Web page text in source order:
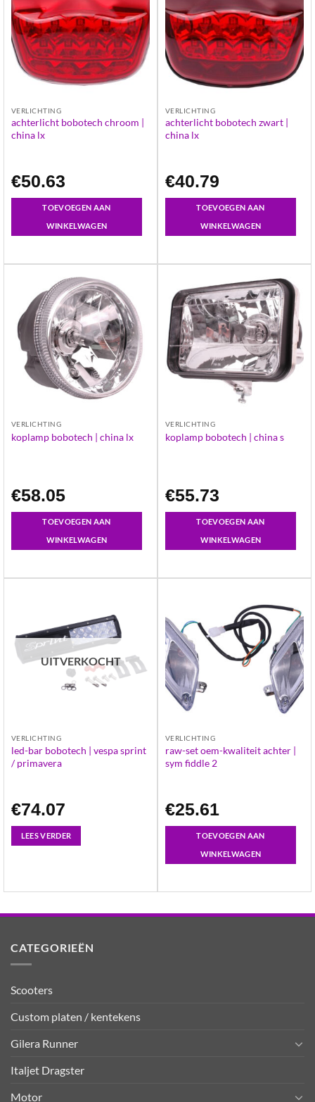
VERLICHTING
achterlicht bobotech chroom |
china lx
€50.63
TOEVOEGEN AAN
WINKELWAGEN
VERLICHTING
achterlicht bobotech zwart |
china lx
€40.79
TOEVOEGEN AAN
WINKELWAGEN
VERLICHTING
koplamp bobotech | china lx
€58.05
TOEVOEGEN AAN
WINKELWAGEN
VERLICHTING
koplamp bobotech | china s
€55.73
TOEVOEGEN AAN
WINKELWAGEN
UITVERKOCHT
VERLICHTING
led-bar bobotech | vespa sprint
/ primavera
€74.07
LEES VERDER
VERLICHTING
raw-set oem-kwaliteit achter |
sym fiddle 2
€25.61
TOEVOEGEN AAN
WINKELWAGEN
CATEGORIEËN
Scooters
Custom platen / kentekens
Gilera Runner
Italjet Dragster
Motor